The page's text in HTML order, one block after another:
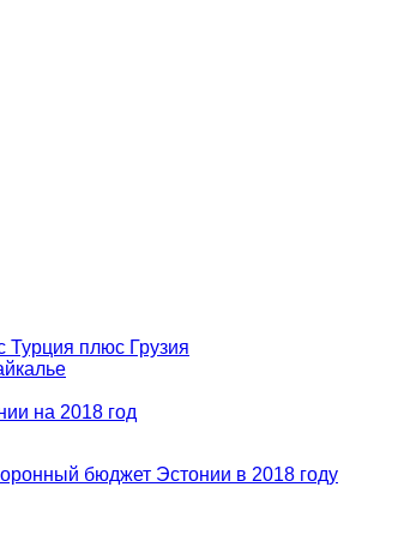
плюс Грузия
на 2018 год
бюджет Эстонии в 2018 году